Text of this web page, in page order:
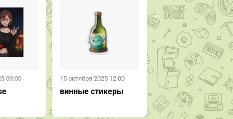
09:00 15 октября 2025 12:00
винные стикеры